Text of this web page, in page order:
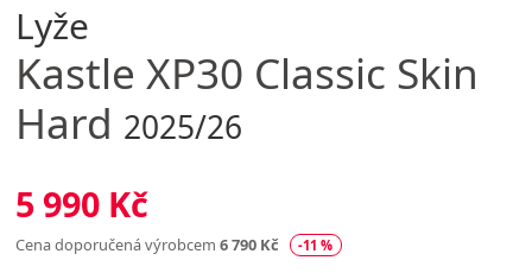
Lyže
Kastle XP30 Classic Skin
Hard 2025/26
5 990 Kč
Cena doporučená výrobcem 6 790 Kč -11 %